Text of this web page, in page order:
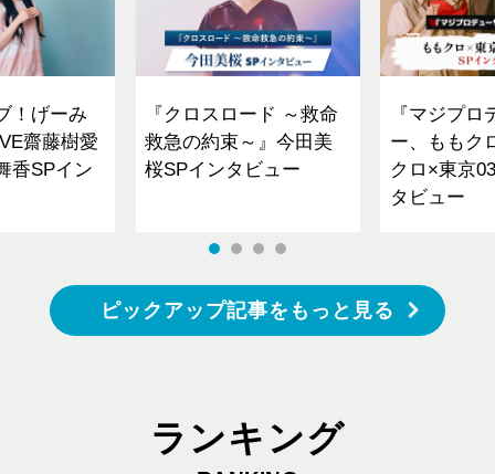
！げーみ
齋藤樹愛
香SPイン
『クロスロード ～救命
救急の約束～』今田美
桜SPインタビュー
『マジプロ
ー、ももク
クロ×東京
タビュー
ピックアップ記事をもっと見る
ランキング